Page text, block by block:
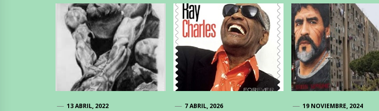
13 ABRIL, 2022 7 ABRIL, 2026 19 NOVIEMBRE, 2024